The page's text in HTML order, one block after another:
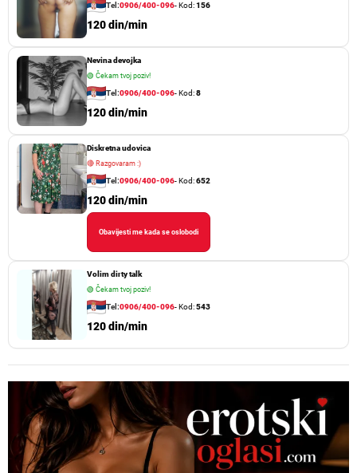
Tel:0906/400-096- Kod:156
120 din/min
Nevina devojka
🟢 Čekam tvoj poziv!
Tel:0906/400-096- Kod:8
120 din/min
Diskretna udovica
🔴Razgovaram :)
Tel:0906/400-096- Kod:652
120 din/min
Obavijesti me kada se oslobodi
Volim dirty talk
🟢 Čekam tvoj poziv!
Tel:0906/400-096- Kod:543
120 din/min